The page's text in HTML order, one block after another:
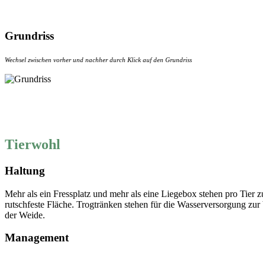
Grundriss
Wechsel zwischen vorher und nachher durch Klick auf den Grundriss
Tierwohl
Haltung
Mehr als ein Fressplatz und mehr als eine Liegebox stehen pro Tier
rutschfeste Fläche. Trogtränken stehen für die Wasserversorgung
der Weide.
Management